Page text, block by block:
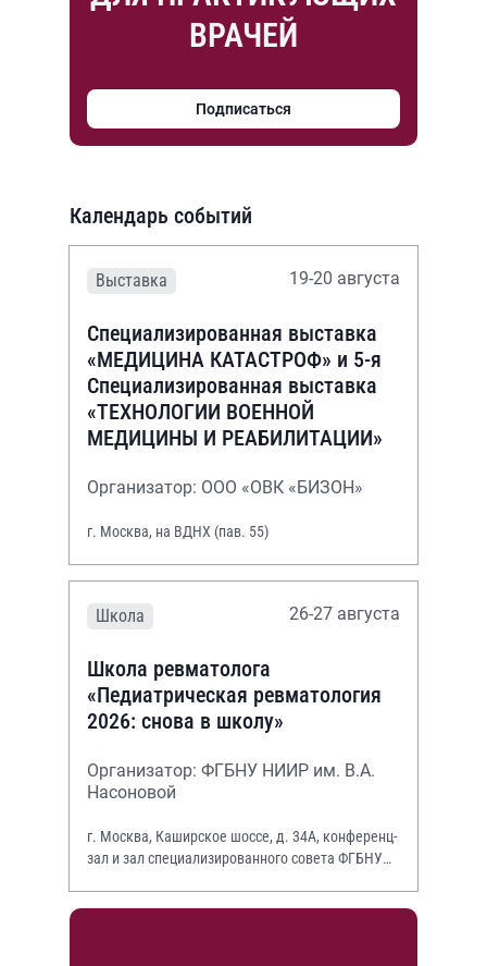
ВРАЧЕЙ
Подписаться
Календарь событий
Выставка 19-20 августа
Специализированная выставка
«МЕДИЦИНА КАТАСТРОФ» и 5-я
Специализированная выставка
«ТЕХНОЛОГИИ ВОЕННОЙ
МЕДИЦИНЫ И РЕАБИЛИТАЦИИ»
Организатор: ООО «ОВК «БИЗОН»
г. Москва, на ВДНХ (пав. 55)
Школа 26-27 августа
Школа ревматолога
«Педиатрическая ревматология
2026: снова в школу»
Организатор: ФГБНУ НИИР им. В.А.
Насоновой
г. Москва, Каширское шоссе, д. 34А, конференц-
зал и зал специализированного совета ФГБНУ